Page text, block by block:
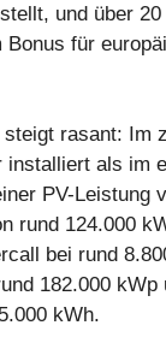
und über
für
rasant: Im
als im
PV-Leistung
rund 124.000
bei rund
182.000 kWp
kWh.